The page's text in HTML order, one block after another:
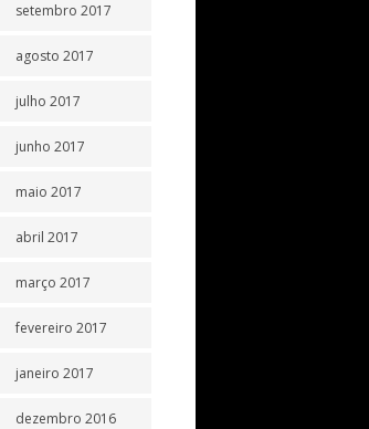
setembro 2017
agosto 2017
julho 2017
junho 2017
maio 2017
abril 2017
março 2017
fevereiro 2017
janeiro 2017
dezembro 2016